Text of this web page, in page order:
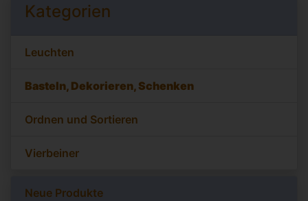
Kategorien
Leuchten
Basteln, Dekorieren, Schenken
Ordnen und Sortieren
Vierbeiner
Neue Produkte